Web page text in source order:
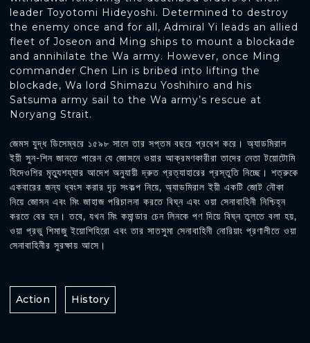
leader Toyotomi Hideyoshi. Determined to destroy
the enemy once and for all, Admiral Yi leads an allied
fleet of Joseon and Ming ships to mount a blockade
and annihilate the Wa army. However, once Ming
commander Chen Lin is bribed into lifting the
blockade, Wa lord Shimazu Yoshihiro and his
Satsuma army sail to the Wa army’s rescue at
Noryang Strait.
জেমস যুদ্ধ ডিসেম্বরে ১৫৯৮ সালে তার সপ্তম বছরে প্রবেশ করে। অ্যাডমিরাল
ইয়ী সুন-শিন জানতে পারেন যে জোসনে ওয়ার আক্রমণকারীরা তাদের নেতা টয়োটোমি
হিদেওশির মৃত্যুশয্যার আদেশ অনুযায়ী দ্রুত প্রত্যাহারের প্রস্তুতি নিচ্ছে। শত্রুকে
একবারের জন্য ধ্বংস করার দৃঢ় সংকল্প নিয়ে, অ্যাডমিরাল ইয়ী একটি জোট নৌকা
নিয়ে জোসন এবং মিং জাহাজ পরিচালনা করতে বিঘ্ন এবং ওয়া সেনাবাহিনী নিশ্চিহ্ন
করতে বের হন। তবে, যখন মিং কমান্ডার চেন লিনকে পণ দিয়ে বিঘ্ন তুলতে বলা হয়,
ওয়া প্রভু শিমাজু ইয়োশিহিরো এবং তার সাতসুমা সেনাবাহিনী নোরিয়াং প্রণালীতে ওয়া
সেনাবাহিনীর সুরক্ষায় আসে।
Action History